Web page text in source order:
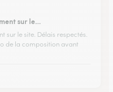
sur le…
sur le site. Délais respectés.
de la composition avant